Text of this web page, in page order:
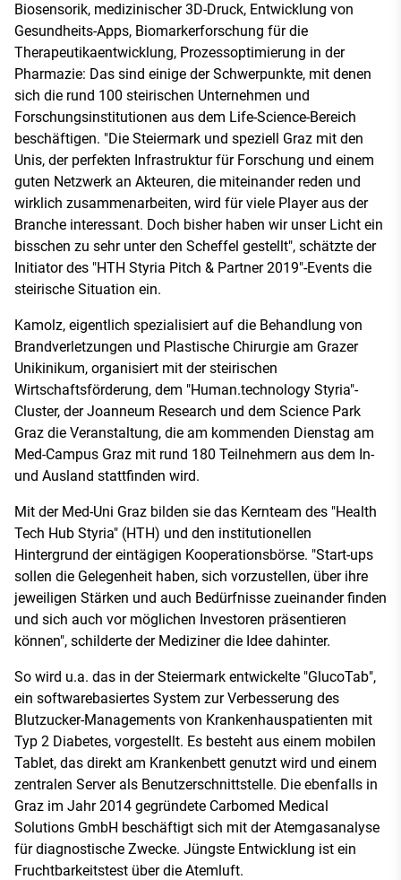
Biosensorik, medizinischer 3D-Druck, Entwicklung von
Gesundheits-Apps, Biomarkerforschung für die
Therapeutikaentwicklung, Prozessoptimierung in der
Pharmazie: Das sind einige der Schwerpunkte, mit denen
sich die rund 100 steirischen Unternehmen und
Forschungsinstitutionen aus dem Life-Science-Bereich
beschäftigen. "Die Steiermark und speziell Graz mit den
Unis, der perfekten Infrastruktur für Forschung und einem
guten Netzwerk an Akteuren, die miteinander reden und
wirklich zusammenarbeiten, wird für viele Player aus der
Branche interessant. Doch bisher haben wir unser Licht ein
bisschen zu sehr unter den Scheffel gestellt", schätzte der
Initiator des "HTH Styria Pitch & Partner 2019"-Events die
steirische Situation ein.
Kamolz, eigentlich spezialisiert auf die Behandlung von
Brandverletzungen und Plastische Chirurgie am Grazer
Unikinikum, organisiert mit der steirischen
Wirtschaftsförderung, dem "Human.technology Styria"-
Cluster, der Joanneum Research und dem Science Park
Graz die Veranstaltung, die am kommenden Dienstag am
Med-Campus Graz mit rund 180 Teilnehmern aus dem In-
und Ausland stattfinden wird.
Mit der Med-Uni Graz bilden sie das Kernteam des "Health
Tech Hub Styria" (HTH) und den institutionellen
Hintergrund der eintägigen Kooperationsbörse. "Start-ups
sollen die Gelegenheit haben, sich vorzustellen, über ihre
jeweiligen Stärken und auch Bedürfnisse zueinander finden
und sich auch vor möglichen Investoren präsentieren
können", schilderte der Mediziner die Idee dahinter.
So wird u.a. das in der Steiermark entwickelte "GlucoTab",
ein softwarebasiertes System zur Verbesserung des
Blutzucker-Managements von Krankenhauspatienten mit
Typ 2 Diabetes, vorgestellt. Es besteht aus einem mobilen
Tablet, das direkt am Krankenbett genutzt wird und einem
zentralen Server als Benutzerschnittstelle. Die ebenfalls in
Graz im Jahr 2014 gegründete Carbomed Medical
Solutions GmbH beschäftigt sich mit der Atemgasanalyse
für diagnostische Zwecke. Jüngste Entwicklung ist ein
Fruchtbarkeitstest über die Atemluft.